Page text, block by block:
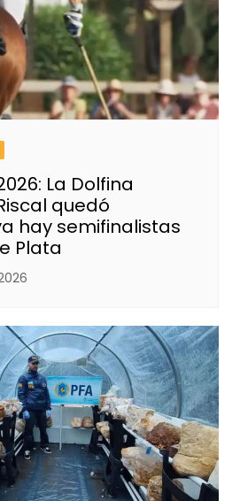
La Dolfina
quedó
hay semifinalistas
Plata